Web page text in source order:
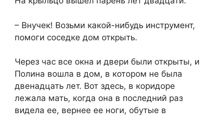
– Внучек! Возьми какой-нибудь инструмент,
помоги соседке дом открыть.
Через час все окна и двери были открыты, и
Полина вошла в дом, в котором не была
двенадцать лет. Вот здесь, в коридоре
лежала мать, когда она в последний раз
видела ее, вернее ее ноги, обутые в